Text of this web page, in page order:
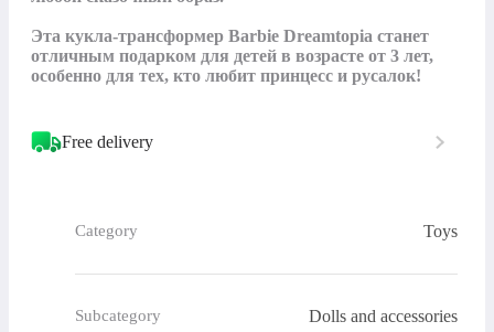
Эта кукла-трансформер Barbie Dreamtopia станет
отличным подарком для детей в возрасте от 3 лет,
особенно для тех, кто любит принцесс и русалок!
Free delivery
Category Toys
Subcategory Dolls and accessories